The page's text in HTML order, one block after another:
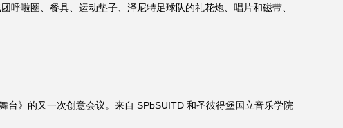
啦圈、餐具、运动垫子、泽尼特足球队的礼花炮、唱片和磁带、
》的又一次创意会议。来自 SPbSUITD 和圣彼得堡国立音乐学院